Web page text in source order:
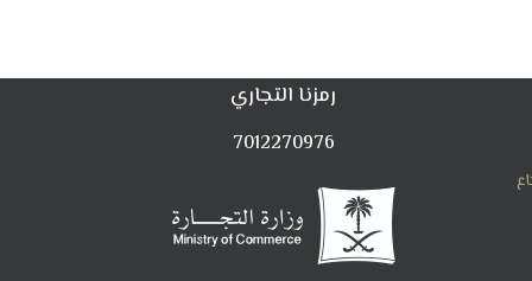
رمزنا التجاري
7012270976